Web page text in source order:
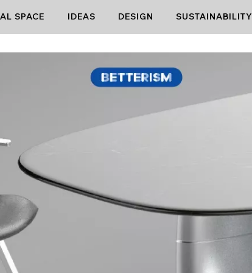
SPACE IDEAS DESIGN SUSTAINABILITY